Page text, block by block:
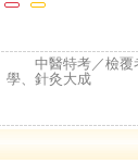
中醫特考／檢
學、針灸大成